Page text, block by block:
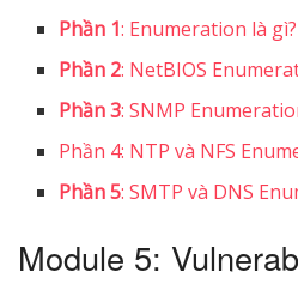
Phần 1: Enumeration là gì?
Phần 2: NetBIOS
Phần 3: SNMP
Phần 4: NTP và NFS
Phần 5: SMTP và DNS
Module 5: